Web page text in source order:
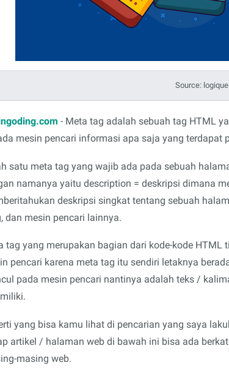
Source:
- Meta tag adalah sebuah tag HTML
mesin pencari informasi apa saja yang terdapat
satu meta tag yang wajib ada pada sebuah
namanya yaitu description = deskripsi dimana
deskripsi singkat tentang sebuah
dan mesin pencari lainnya.
tag yang merupakan bagian dari kode-kode
pencari karena meta tag itu sendiri letaknya
pada mesin pencari nantinya adalah teks /
yang bisa kamu lihat di pencarian yang saya
artikel / halaman web di bawah ini bisa ada
masing web.